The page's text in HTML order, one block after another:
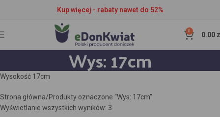
Kup więcej - rabaty nawet do 52%
0 0.00
Wys: 17cm
Wysokość 17cm
Strona główna Produkty oznaczone “Wys: 17cm”
Wyświetlanie wszystkich wyników: 3